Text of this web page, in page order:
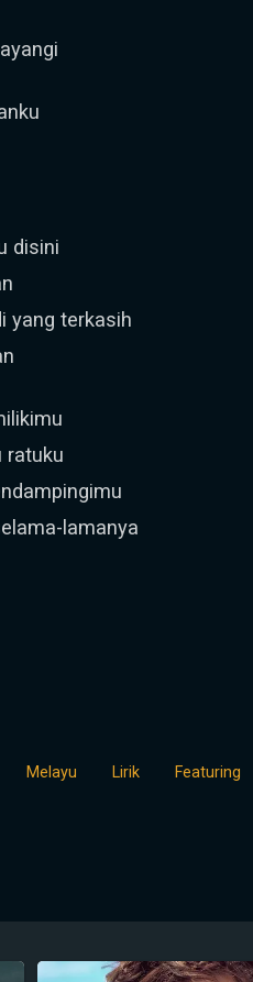
disini
yang terkasih
ratuku
lamanya
Melayu Lirik Featuring